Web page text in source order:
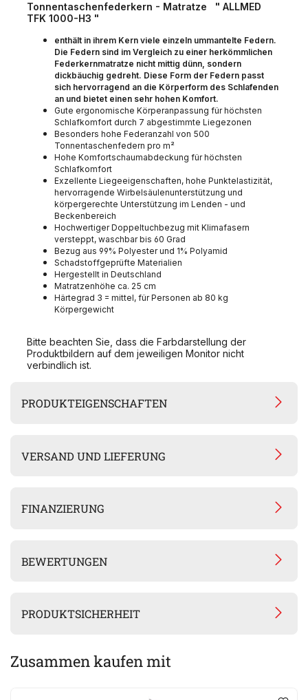
Tonnentaschenfederkern - Matratze " ALLMED
TFK 1000-H3 "
enthält in ihrem Kern viele einzeln ummantelte Federn.
Die Federn sind im Vergleich zu einer herkömmlichen
Federkernmatratze nicht mittig dünn, sondern
dickbäuchig gedreht. Diese Form der Federn passt
sich hervorragend an die Körperform des Schlafenden
an und bietet einen sehr hohen Komfort.
Gute ergonomische Körperanpassung für höchsten
Schlafkomfort durch 7 abgestimmte Liegezonen
Besonders hohe Federanzahl von 500
Tonnentaschenfedern pro m²
Hohe Komfortschaumabdeckung für höchsten
Schlafkomfort
Exzellente Liegeeigenschaften, hohe Punktelastizität,
hervorragende Wirbelsäulenunterstützung und
körpergerechte Unterstützung im Lenden - und
Beckenbereich
Hochwertiger Doppeltuchbezug mit Klimafasern
versteppt, waschbar bis 60 Grad
Bezug aus 99% Polyester und 1% Polyamid
Schadstoffgeprüfte Materialien
Hergestellt in Deutschland
Matratzenhöhe ca. 25 cm
Härtegrad 3 = mittel, für Personen ab 80 kg
Körpergewicht
Bitte beachten Sie, dass die Farbdarstellung der
Produktbildern auf dem jeweiligen Monitor nicht
verbindlich ist.
PRODUKTEIGENSCHAFTEN
VERSAND UND LIEFERUNG
FINANZIERUNG
BEWERTUNGEN
PRODUKTSICHERHEIT
Zusammen kaufen mit